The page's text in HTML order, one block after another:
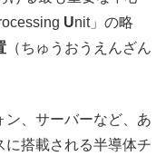
Unit」の略
（ちゅうおうえんざん
、サーバーなど、あ
に搭載される半導体チ